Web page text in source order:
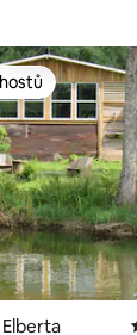
170 hodnocení
Oblíbené u